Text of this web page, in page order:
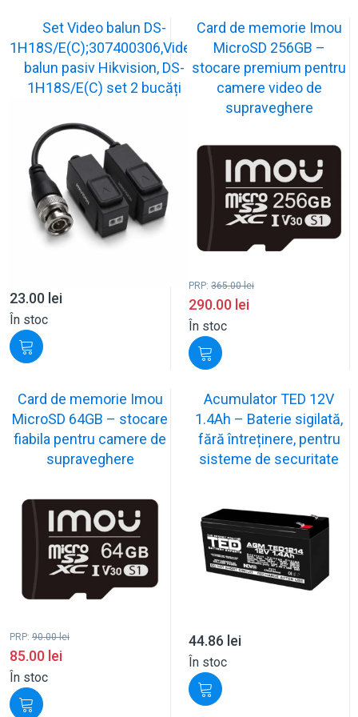
Set Video balun DS-
1H18S/E(C);307400306,Video
balun pasiv Hikvision, DS-
1H18S/E(C) set 2 bucăți
23.00 lei
În stoc
Card de memorie Imou
MicroSD 256GB –
stocare premium pentru
camere video de
supraveghere
PRP: 365.00lei
290.00 lei
În stoc
Card de memorie Imou
MicroSD 64GB – stocare
fiabila pentru camere de
supraveghere
PRP: 90.00lei
85.00 lei
În stoc
Acumulator TED 12V
1.4Ah – Baterie sigilată,
fără întreținere, pentru
sisteme de securitate
44.86 lei
În stoc